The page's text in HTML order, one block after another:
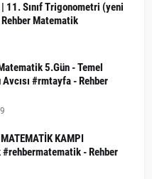
11. Sınıf Trigonometri (yeni
Matematik
5.Gün - Temel
#rmtayfa - Rehber
KAMPI
- Rehber